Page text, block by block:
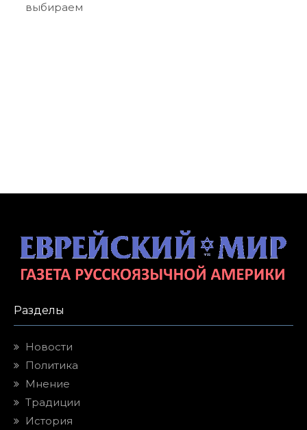
выбираем
Разделы
Новости
Политика
Мнение
Традиции
История